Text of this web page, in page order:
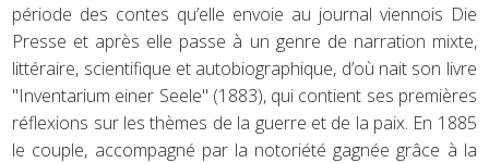
période des contes qu’elle envoie au journal viennois Die
Presse et après elle passe à un genre de narration mixte,
littéraire, scientifique et autobiographique, d’où nait son livre
"Inventarium einer Seele" (1883), qui contient ses premières
réflexions sur les thèmes de la guerre et de la paix. En 1885
le couple, accompagné par la notoriété gagnée grâce à la